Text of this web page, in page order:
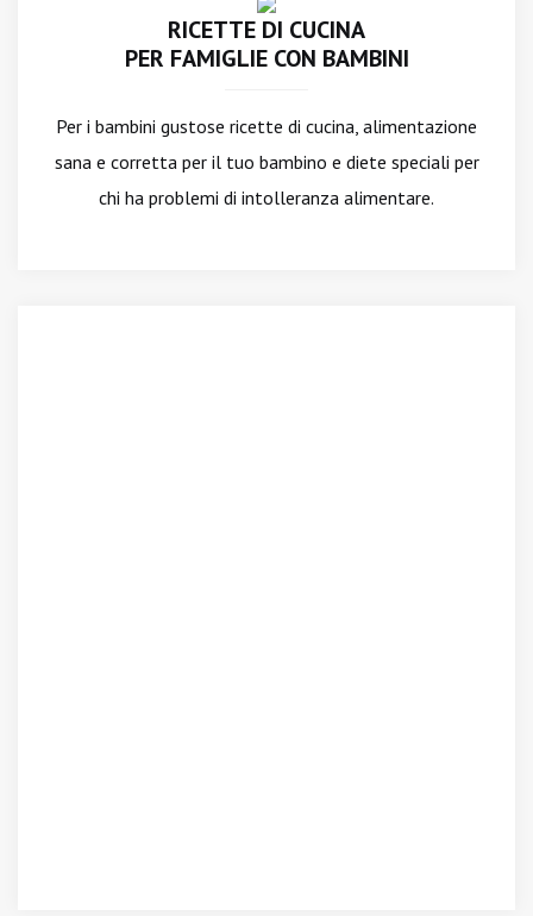
RICETTE DI CUCINA
PER FAMIGLIE CON BAMBINI
Per i bambini gustose ricette di cucina, alimentazione
sana e corretta per il tuo bambino e diete speciali per
chi ha problemi di intolleranza alimentare.